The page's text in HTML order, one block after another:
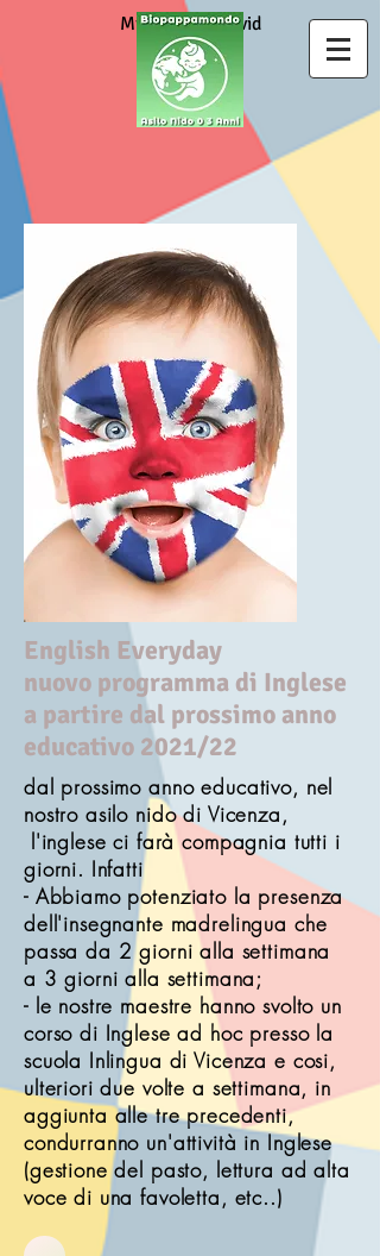
Misure anti Covid
English Everyday
nuovo programma di Inglese
a partire dal prossimo anno
educativo 2021/22
dal prossimo anno educativo, nel
nostro asilo nido di Vicenza,
l'inglese ci farà compagnia tutti i
giorni. Infatti
- Abbiamo potenziato la presenza
dell'insegnante madrelingua che
passa da 2 giorni alla settimana
a 3 giorni alla settimana;
- le nostre maestre hanno svolto un
corso di Inglese ad hoc presso la
scuola Inlingua di Vicenza e cosi,
ulteriori due volte a settimana, in
aggiunta alle tre precedenti,
condurranno un'attività in Inglese
(gestione del pasto, lettura ad alta
voce di una favoletta, etc..)